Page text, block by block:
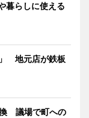
暮らしに使える
地元店が鉄板
換 議場で町への